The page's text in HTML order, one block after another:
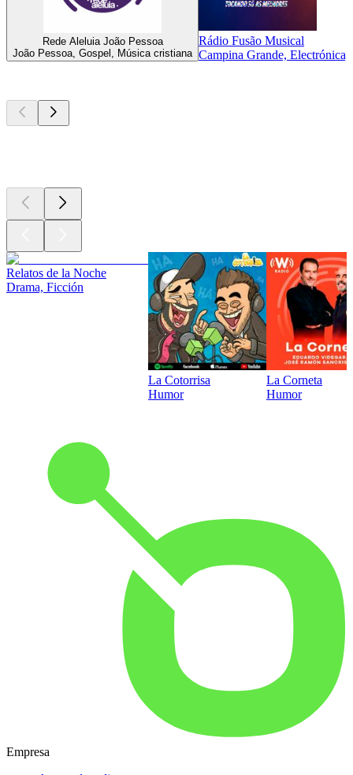
Rede Aleluia João Pessoa
João Pessoa, Gospel, Música cristiana
Rádio Fusão Musical
Campina Grande,
Relatos de la Noche
Drama, Ficción
La Cotorrisa
Humor
La Corneta
Humor
Empresa